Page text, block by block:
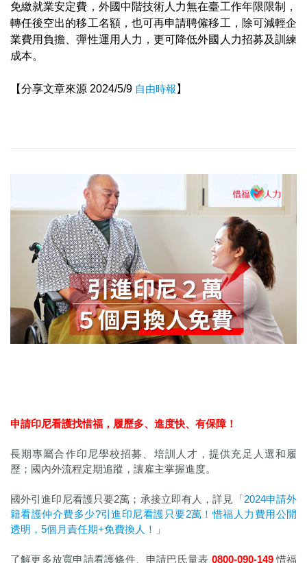
免繳就業安定費，外國中階技術人力無在臺工作年限限制，
轉任後空出的移工名額，也可再申請聘僱移工，除可減輕企
業費用負擔、彈性運用人力，更可降低外國人力招募及訓練
成本。
【分享文章來源 2024/5/9 自由時報 】
申請印尼看護找惜福，履歷多、進度快、有保障！
長期專屬合作印尼學校招募、培訓人才，提供充足人選和履
歷；國內外流程定期追蹤，讓雇主掌握進度。
國外引進印尼看護只要2萬；承接立即有人，詳見「2024申請外
籍看護仲介費多少?引進印尼看護只要2萬！惜福人力費用公開
透明，5個月責任期+免費換人！
」
了解更多放寬申請看護條件、申請巴氏量表 0800-090-149 惜福